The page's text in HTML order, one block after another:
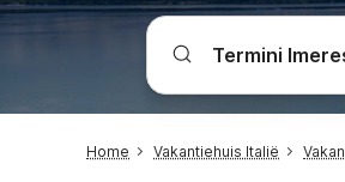
Home Vakantiehuis Italië